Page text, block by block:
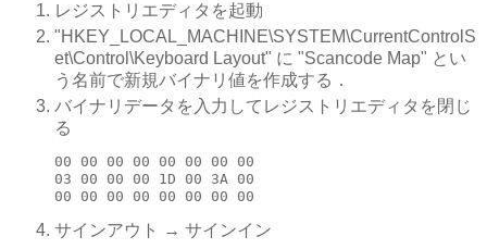
レジストリエディタを起動
"HKEY_LOCAL_MACHINE\SYSTEM\CurrentControlS
et\Control\Keyboard Layout" に "Scancode Map" とい
う名前で新規バイナリ値を作成する．
バイナリデータを入力してレジストリエディタを閉じ
る
00 00 00 00 00 00 00 00
03 00 00 00 1D 00 3A 00
サインアウト → サインイン